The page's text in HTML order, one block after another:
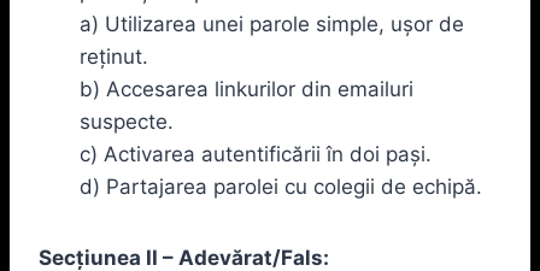
a) Utilizarea unei parole simple, ușor de
reținut.
b) Accesarea linkurilor din emailuri
suspecte.
c) Activarea autentificării în doi pași.
d) Partajarea parolei cu colegii de echipă.
Secțiunea II – Adevărat/Fals: